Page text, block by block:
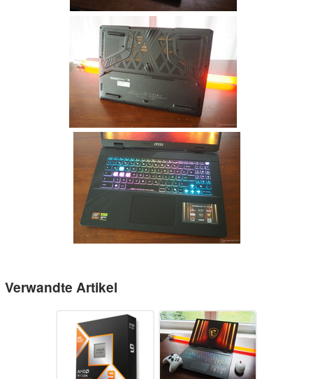
Verwandte Artikel